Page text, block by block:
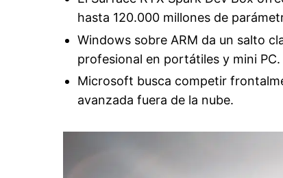
hasta 120.000 millones de
Windows sobre ARM da un salto
profesional en portátiles y mini PC.
Microsoft busca competir
avanzada fuera de la nube.